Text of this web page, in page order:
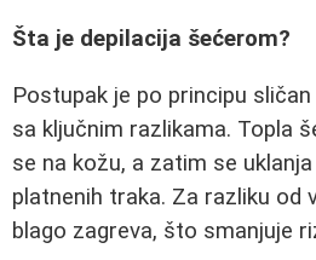
Šta je depilacija šećerom?
Postupak je po principu
sa ključnim razlikama. Topla
se na kožu, a zatim se
platnenih traka. Za razliku od
blago zagreva, što smanjuje